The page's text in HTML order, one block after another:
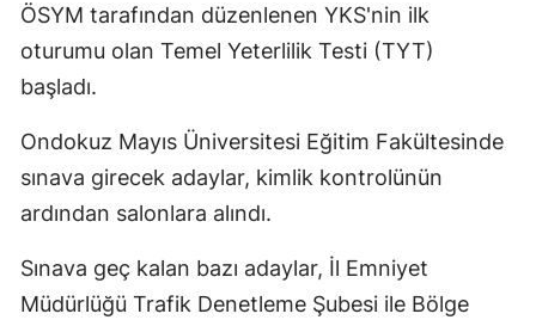
Edirne
Elazığ
Gaziantep
Giresun
ÖSYM tarafından düzenlenen YKS'nin ilk
oturumu olan Temel Yeterlilik Testi (TYT)
başladı.
Ondokuz Mayıs Üniversitesi Eğitim Fakültesinde
sınava girecek adaylar, kimlik kontrolünün
ardından salonlara alındı.
Sınava geç kalan bazı adaylar, İl Emniyet
Müdürlüğü Trafik Denetleme Şubesi ile Bölge